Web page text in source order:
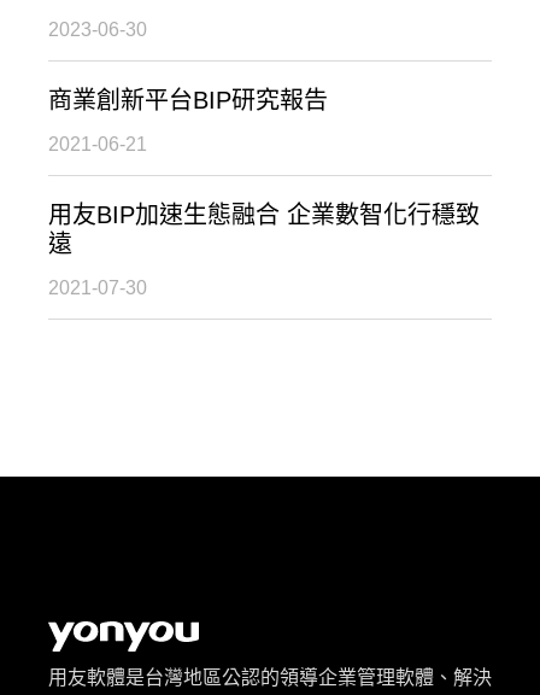
2023-06-30
商業創新平台BIP研究報告
2021-06-21
用友BIP加速生態融合 企業數智化行穩致
遠
2021-07-30
用友軟體是台灣地區公認的領導企業管理軟體、解決